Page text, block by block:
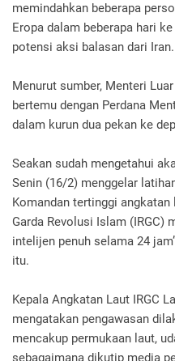
memindahkan beberapa
Eropa dalam beberapa hari
potensi aksi balasan dari Iran.
Menurut sumber, Menteri
bertemu dengan Perdana
dalam kurun dua pekan ke
Seakan sudah mengetahui
Senin (16/2) menggelar
Komandan tertinggi
Garda Revolusi Islam (IRGC)
intelijen penuh selama 24
itu.
Kepala Angkatan Laut IRGC
mengatakan pengawasan
mencakup permukaan laut,
sebagaimana dikutip media